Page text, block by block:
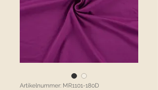
Artikelnummer: MR1101-180D